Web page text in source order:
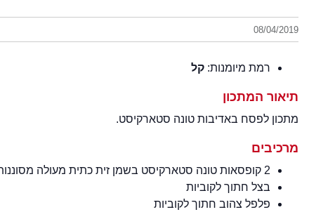
08/04/2019
רמת מיומנות: קל
תיאור המתכון
מתכון לפסח באדיבות טונה סטארקיסט.
מרכיבים
2 קופסאות טונה סטארקיסט בשמן זית כתית מעולה מסוננות (לשמור את השמן בצד)
בצל חתוך לקוביות
פלפל צהוב חתוך לקוביות